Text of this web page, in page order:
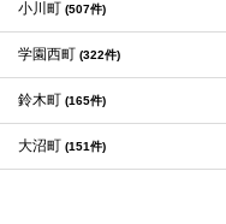
小川町 (507件)
学園西町 (322件)
鈴木町 (165件)
大沼町 (151件)